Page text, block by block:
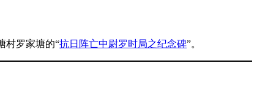
村罗家塘的“抗日阵亡中尉罗时局之纪念碑”。